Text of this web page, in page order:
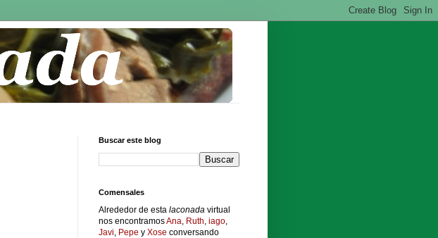
Buscar este blog
Comensales
Alrededor de esta laconada virtual
nos encontramosAna, Ruth, iago,
Javi, Pepe y Xose conversando